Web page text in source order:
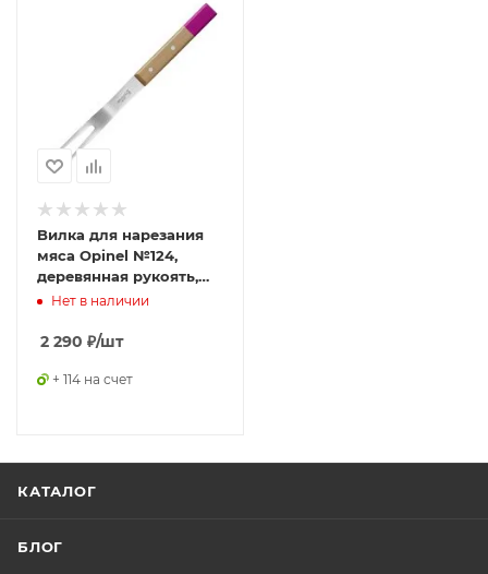
Bилка для нарезания
мяса Opinel №124,
деревянная рукоять,
нержавеющая сталь,
Нет в наличии
2 290 ₽/шт
+ 114 на счет
КАТАЛОГ
БЛОГ